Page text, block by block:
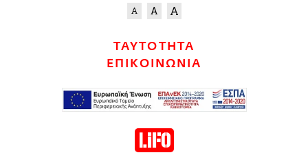
ΤΑΥΤΟΤΗΤΑ
ΕΠΙΚΟΙΝΩΝΙΑ